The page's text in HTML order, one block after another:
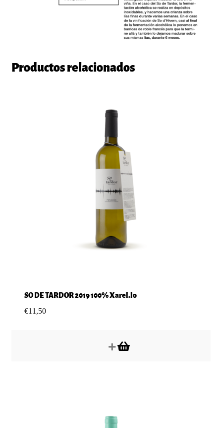
Productos relacionados
SO DE TARDOR 2019 100% Xarel.lo
€11,50